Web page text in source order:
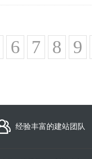
6 7 8 9
经验丰富的建站团队